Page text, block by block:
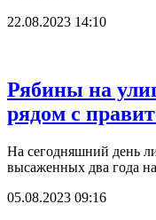
22.08.2023 14:10
Рябины на
рядом с
На сегодняшний день
высаженных два года
05.08.2023 09:16